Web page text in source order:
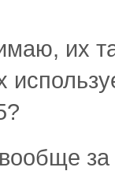
их
за